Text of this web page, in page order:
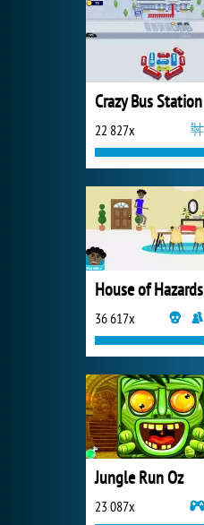
Crazy Bus Station
22 827x
House of Hazards
36 617x
Jungle Run Oz
23 087x